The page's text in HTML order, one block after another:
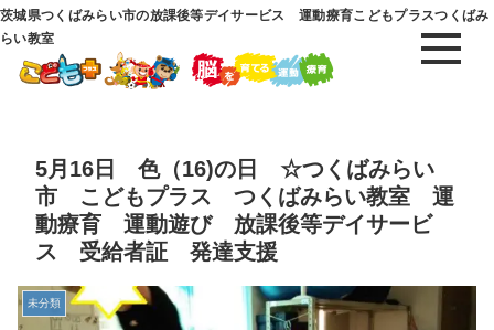
茨城県つくばみらい市の放課後等デイサービス 運動療育こどもプラスつくばみ
らい教室
5月16日 色（16)の日 ☆つくばみらい
市 こどもプラス つくばみらい教室 運
動療育 運動遊び 放課後等デイサービ
ス 受給者証 発達支援
未分類